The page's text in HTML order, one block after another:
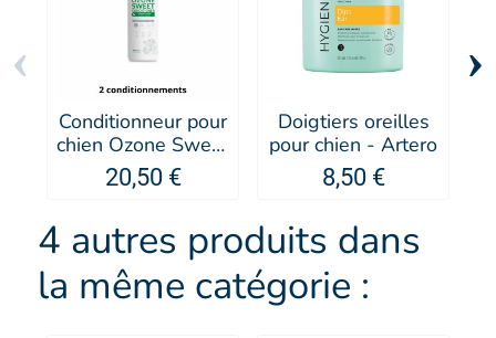
Conditionneur pour
chien Ozone Sweet
- PSH
20,50 €
Doigtiers oreilles
pour chien - Artero
8,50 €
‹ ›
4 autres produits dans
la même catégorie :